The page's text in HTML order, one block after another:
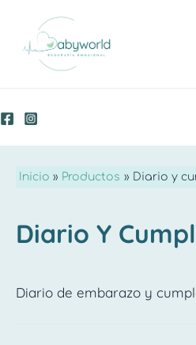
contenido
Inicio Productos Diario y
Diario Y
Diario de embarazo y